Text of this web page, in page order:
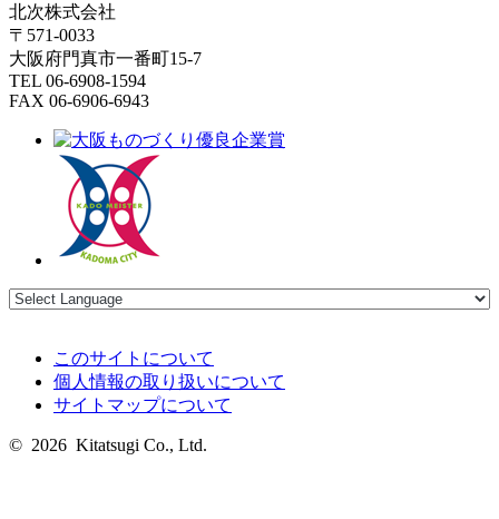
北次株式会社
〒571-0033
大阪府門真市一番町15-7
TEL 06-6908-1594
FAX 06-6906-6943
このサイトについて
個人情報の取り扱いについて
サイトマップについて
© 2026 Kitatsugi Co., Ltd.